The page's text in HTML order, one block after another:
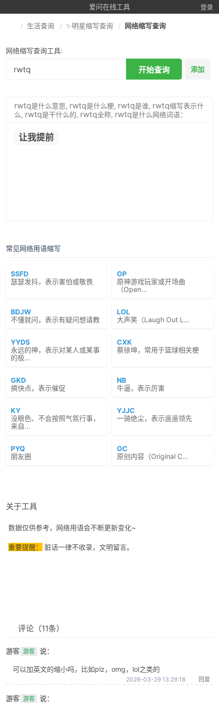
爱问在线工具 登录
生活查询 ✨明星缩写查询 网络缩写查询
网络缩写查询工具:
开始查询 添加
rwtq是什么意思, rwtq是什么梗, rwtq是谁, rwtq缩写表示什
么, rwtq是干什么的, rwtq全称, rwtq是什么网络词语：
让我提前
常见网络用语缩写
SSFD
瑟瑟发抖，表示害怕或敬畏
OP
原神游戏玩家或开场曲
（Open...
BDJW
不懂就问，表示有疑问想请教
LOL
大声笑（Laugh Out L...
YYDS
永远的神，表示对某人或某事
的极...
CXK
蔡徐坤，常用于篮球相关梗
GKD
搞快点，表示催促
NB
牛逼，表示厉害
KY
没眼色、不会按照气氛行事，
来自...
YJJC
一骑绝尘，表示遥遥领先
PYQ
朋友圈
OC
原创内容（Original C...
关于工具
数据仅供参考，网络用语会不断更新变化~
重要提醒： 脏话一律不收录，文明留言。
评论 （11条）
游客 游客 说：
可以加英文的缩小吗，比如plz，omg，lol之类的
2026-03-29 13:29:18 回复
游客 游客 说：